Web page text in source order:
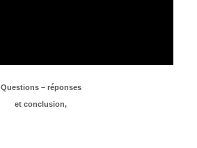
Questions – réponses
et conclusion,